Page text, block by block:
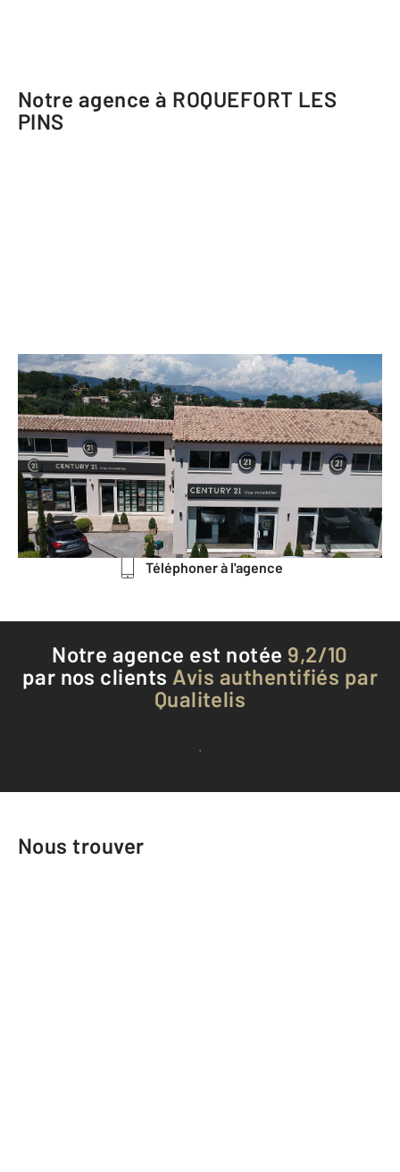
Notre agence à ROQUEFORT LES
PINS
CENTURY 21 Visa Immobilier
RD 2085, Quartier du Colombier
CEDEX 228 Bis
ROQUEFORT LES PINS - 06330
Envoyer un message
Téléphoner à l'agence
Notre agence est notée 9,2/10
par nos clients Avis authentifiés par
Qualitelis
Voir tous les avis clients
Nous trouver